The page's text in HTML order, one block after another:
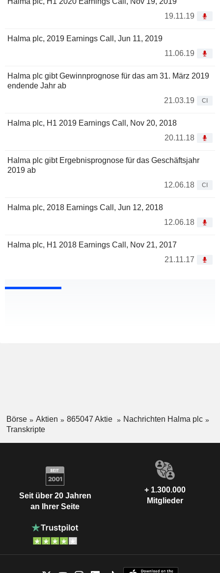
19.11.19
Halma plc, 2019 Earnings Call, Jun 11, 2019
11.06.19
Halma plc gibt Gewinnprognose für das am 31. März 2019
endende Jahr ab
21.03.19
CI
Halma plc, H1 2019 Earnings Call, Nov 20, 2018
20.11.18
Halma plc gibt Ergebnisprognose für das Geschäftsjahr
2019 ab
12.06.18
CI
Halma plc, 2018 Earnings Call, Jun 12, 2018
12.06.18
Halma plc, H1 2018 Earnings Call, Nov 21, 2017
21.11.17
Börse Aktien 865047 Aktie
Nachrichten Halma plc
Transkripte
Seit über 20 Jahren
an Ihrer Seite
+ 1.300.000
Mitglieder